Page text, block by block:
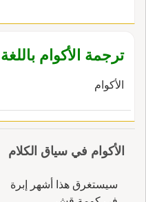
ترجمة الأكوام باللغة
الأكوام
الأكوام في سياق الكلام
سيستغرق هذا أشهر إبرة